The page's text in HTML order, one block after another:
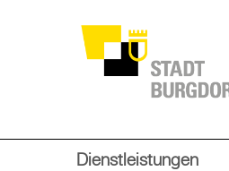
Dienstleistungen